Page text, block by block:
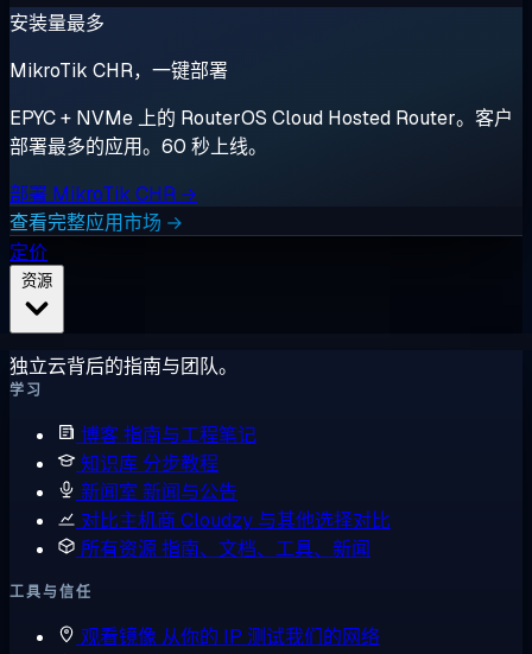
安装量最多
MikroTik CHR，一键部署
EPYC + NVMe 上的 RouterOS Cloud Hosted Router。客户
部署最多的应用。60 秒上线。
部署 MikroTik CHR →
查看完整应用市场 →
定价
独立云背后的指南与团队。
学习
博客指南与工程笔记
知识库 分步教程
新闻室 新闻与公告
对比主机商 Cloudzy 与其他选择对比
所有资源指南、文档、工具、新闻
工具与信任
观看镜像 从你的 IP 测试我们的网络